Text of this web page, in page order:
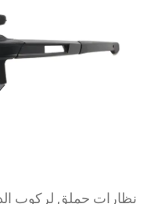
من البولي كربونات